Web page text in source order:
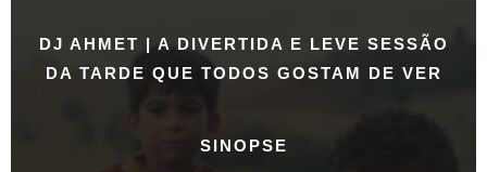
DJ AHMET | A DIVERTIDA E LEVE SESSÃO
DA TARDE QUE TODOS GOSTAM DE VER
SINOPSE